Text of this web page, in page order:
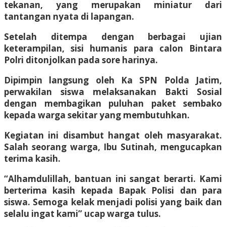
tekanan, yang merupakan miniatur dari
tantangan nyata di lapangan.
​Setelah ditempa dengan berbagai ujian
keterampilan, sisi humanis para calon Bintara
Polri ditonjolkan pada sore harinya.
Dipimpin langsung oleh Ka SPN Polda Jatim,
perwakilan siswa melaksanakan Bakti Sosial
dengan membagikan puluhan paket sembako
kepada warga sekitar yang membutuhkan.
​Kegiatan ini disambut hangat oleh masyarakat.
Salah seorang warga, Ibu Sutinah, mengucapkan
terima kasih.
“Alhamdulillah, bantuan ini sangat berarti. Kami
berterima kasih kepada Bapak Polisi dan para
siswa. Semoga kelak menjadi polisi yang baik dan
selalu ingat kami” ucap warga tulus.